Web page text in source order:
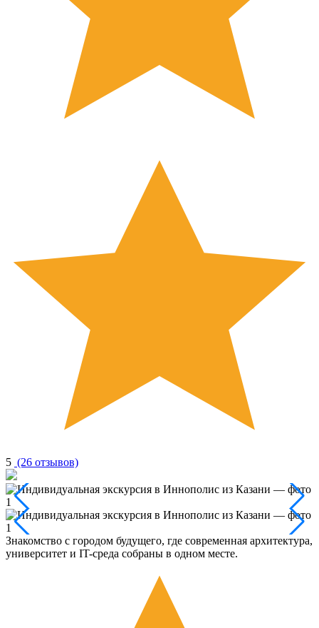
5 (26 отзывов)
Знакомство с городом будущего, где современная архитектура,
университет и IT-среда собраны в одном месте.